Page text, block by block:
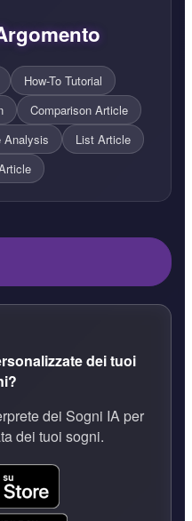
How-To Tutorial
Comparison Article
Analysis
List Article
dei tuoi
dei Sogni IA per
dei tuoi sogni.